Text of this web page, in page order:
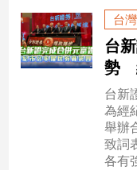
台
台
勢
台新
為經
舉辦
致詞
各有